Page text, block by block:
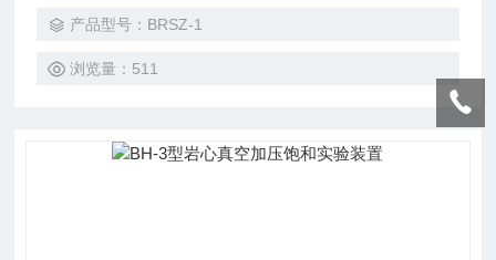
产品型号：BRSZ-1
浏览量：511